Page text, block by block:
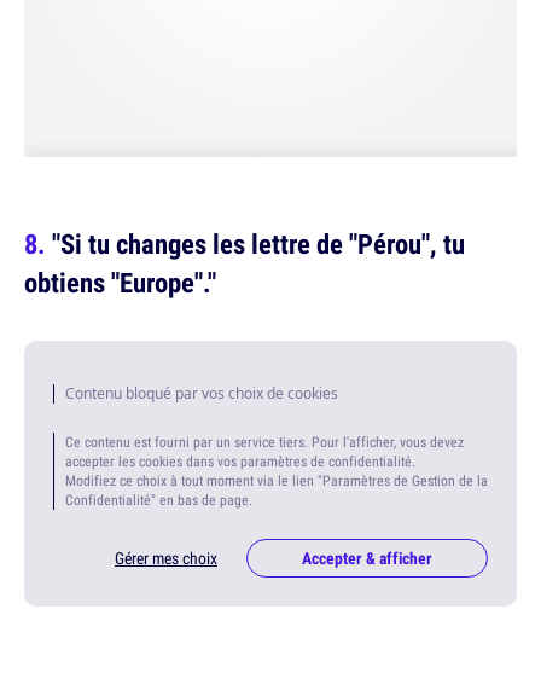
"Si tu changes les lettre de "Pérou", tu
obtiens "Europe"."
Contenu bloqué par vos choix de cookies
Ce contenu est fourni par un service tiers. Pour l'afficher, vous devez
accepter les cookies dans vos paramètres de confidentialité.
Modifiez ce choix à tout moment via le lien "Paramètres de Gestion de la
Confidentialité" en bas de page.
Gérer mes choix Accepter & afficher